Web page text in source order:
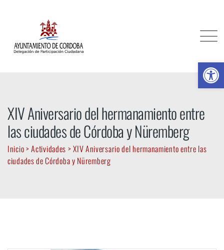
XIV Aniversario del hermanamiento entre
las ciudades de Córdoba y Nüremberg
Inicio>Actividades >XIV Aniversario del hermanamiento entre las
ciudades de Córdoba y Nüremberg